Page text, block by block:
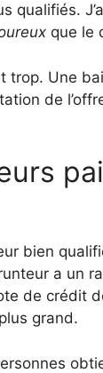
qualifiés.
que le
trop. Une
de
bien
a un
de crédit
grand.